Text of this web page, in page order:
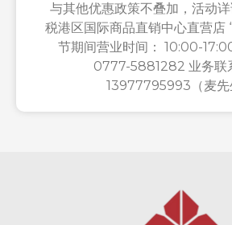
与其他优惠政策不叠加，活动
税港区国际商品直销中心直营店
节期间营业时间： 10:00-
0777-5881282 业务联
13977795993（麦先